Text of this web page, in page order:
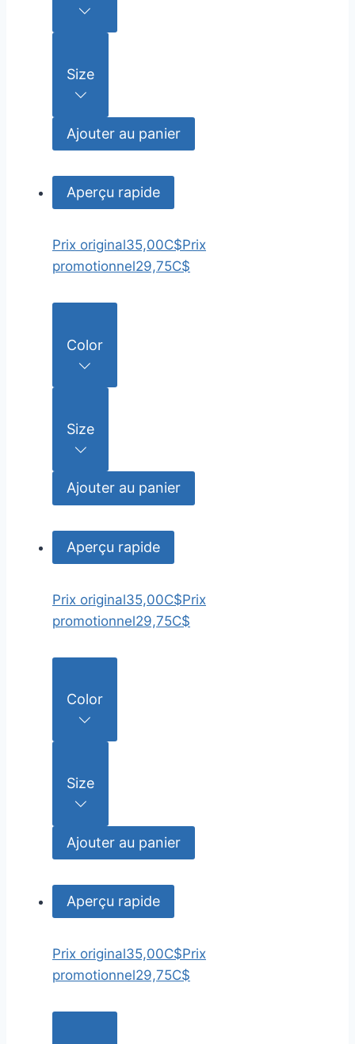
Size
Ajouter au panier
Aperçu rapide
Prix original35,00C$Prix
promotionnel29,75C$
Color
Size
Ajouter au panier
Aperçu rapide
Prix original35,00C$Prix
promotionnel29,75C$
Color
Size
Ajouter au panier
Aperçu rapide
Prix original35,00C$Prix
promotionnel29,75C$